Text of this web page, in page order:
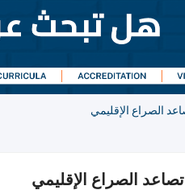
الصراع الإقليمي
الصراع الإقليمي